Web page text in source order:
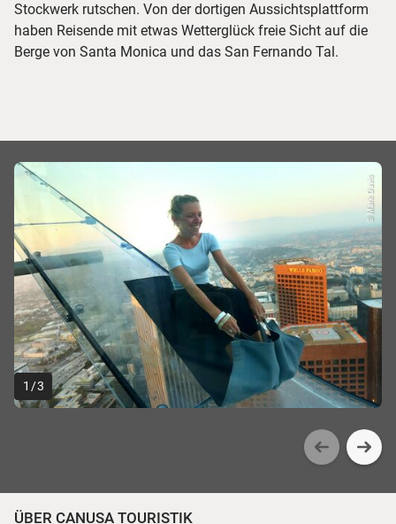
Stockwerk rutschen. Von der dortigen Aussichtsplattform
haben Reisende mit etwas Wetterglück freie Sicht auf die
Berge von Santa Monica und das San Fernando Tal.
© Mark Davis
1 /3
ÜBER CANUSA TOURISTIK